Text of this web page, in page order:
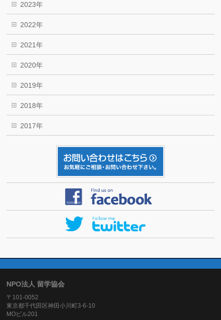
2023年
2022年
2021年
2020年
2019年
2018年
2017年
NPO法人 留学協会
〒101-0052
東京都千代田区神田小川町3-6-10
MOビル201